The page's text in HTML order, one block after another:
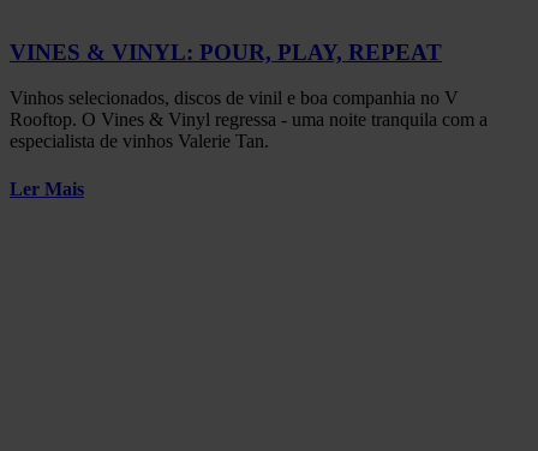
VINES & VINYL: POUR, PLAY, REPEAT
Vinhos selecionados, discos de vinil e boa companhia no V
Rooftop. O Vines & Vinyl regressa - uma noite tranquila com a
especialista de vinhos Valerie Tan.
Ler Mais